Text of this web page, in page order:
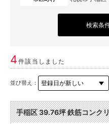
検索条
4件該当しました
並び替え：
手稲区 39.76坪 鉄筋コンク